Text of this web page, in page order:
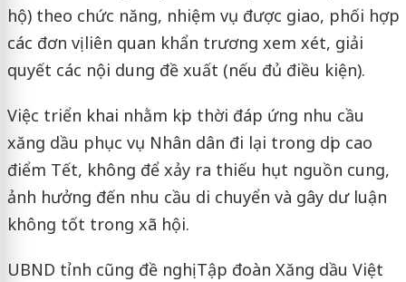
hộ) theo chức năng, nhiệm vụ được giao, phối hợp
các đơn vị liên quan khẩn trương xem xét, giải
quyết các nội dung đề xuất (nếu đủ điều kiện).
Việc triển khai nhằm kịp thời đáp ứng nhu cầu
xăng dầu phục vụ Nhân dân đi lại trong dịp cao
điểm Tết, không để xảy ra thiếu hụt nguồn cung,
ảnh hưởng đến nhu cầu di chuyển và gây dư luận
không tốt trong xã hội.
UBND tỉnh cũng đề nghị Tập đoàn Xăng dầu Việt